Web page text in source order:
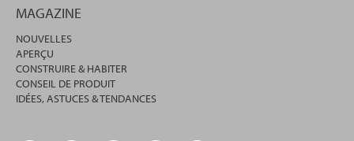
MAGAZINE
NOUVELLES
APERÇU
CONSTRUIRE & HABITER
CONSEIL DE PRODUIT
IDÉES, ASTUCES & TENDANCES